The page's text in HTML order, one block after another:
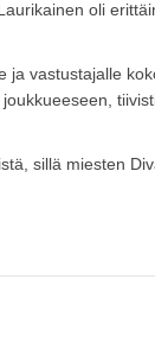
oli
vastustajalle
sillä miesten